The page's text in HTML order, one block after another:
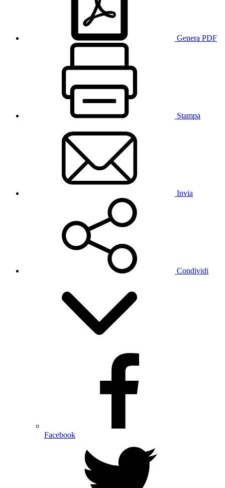
Genera PDF
Stampa
Invia
Condividi
Facebook